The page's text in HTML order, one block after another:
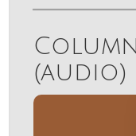
(audio)